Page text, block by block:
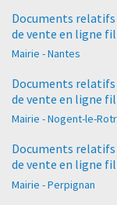
Documents
de vente en ligne
Mairie - Nantes
Documents
de vente en ligne
Mairie - Nogent-le-
Documents
de vente en ligne
Mairie - Perpignan